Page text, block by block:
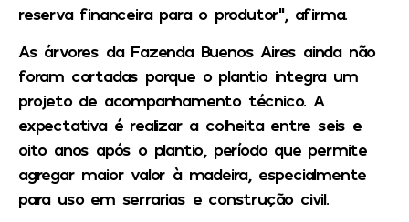
reserva financeira para o produtor”, afirma.
As árvores da Fazenda Buenos Aires ainda não
foram cortadas porque o plantio integra um
projeto de acompanhamento técnico. A
expectativa é realizar a colheita entre seis e
oito anos após o plantio, período que permite
agregar maior valor à madeira, especialmente
para uso em serrarias e construção civil.